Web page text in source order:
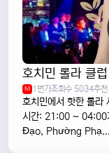
호치민 롤라 클
M 1번가조회수 5034추
호치민에서 핫한 롤라
시간: 21:00 ~ 04:00
Đạo, Phường Phạ...